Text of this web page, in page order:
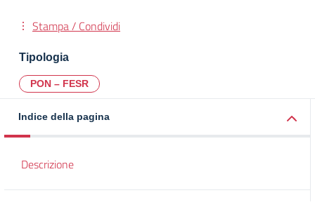
Stampa / Condividi
Tipologia
PON – FESR
Indice della pagina
Descrizione